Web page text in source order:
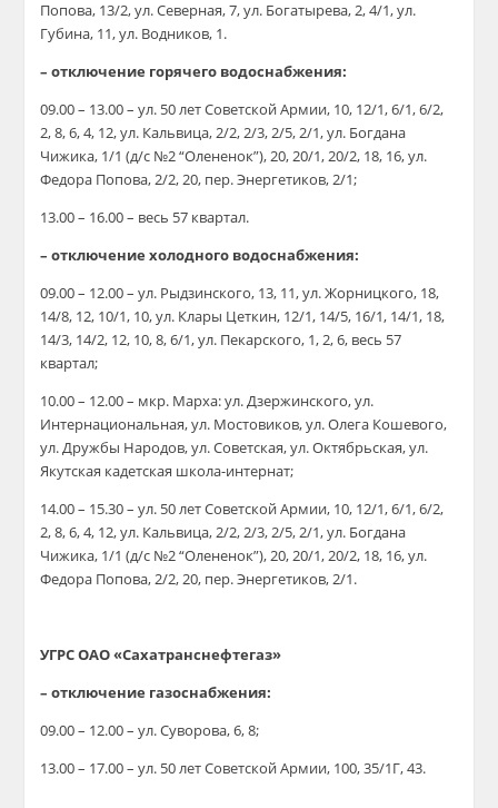
Попова, 13/2, ул. Северная, 7, ул. Богатырева, 2, 4/1, ул.
Губина, 11, ул. Водников, 1.
– отключение горячего водоснабжения:
09.00 – 13.00 – ул. 50 лет Советской Армии, 10, 12/1, 6/1, 6/2,
2, 8, 6, 4, 12, ул. Кальвица, 2/2, 2/3, 2/5, 2/1, ул. Богдана
Чижика, 1/1 (д/с №2 “Олененок”), 20, 20/1, 20/2, 18, 16, ул.
Федора Попова, 2/2, 20, пер. Энергетиков, 2/1;
13.00 – 16.00 – весь 57 квартал.
– отключение холодного водоснабжения:
09.00 – 12.00 – ул. Рыдзинского, 13, 11, ул. Жорницкого, 18,
14/8, 12, 10/1, 10, ул. Клары Цеткин, 12/1, 14/5, 16/1, 14/1, 18,
14/3, 14/2, 12, 10, 8, 6/1, ул. Пекарского, 1, 2, 6, весь 57
квартал;
10.00 – 12.00 – мкр. Марха: ул. Дзержинского, ул.
Интернациональная, ул. Мостовиков, ул. Олега Кошевого,
ул. Дружбы Народов, ул. Советская, ул. Октябрьская, ул.
Якутская кадетская школа-интернат;
14.00 – 15.30 – ул. 50 лет Советской Армии, 10, 12/1, 6/1, 6/2,
2, 8, 6, 4, 12, ул. Кальвица, 2/2, 2/3, 2/5, 2/1, ул. Богдана
Чижика, 1/1 (д/с №2 “Олененок”), 20, 20/1, 20/2, 18, 16, ул.
Федора Попова, 2/2, 20, пер. Энергетиков, 2/1.
УГРС ОАО «Сахатранснефтегаз»
– отключение газоснабжения:
09.00 – 12.00 – ул. Суворова, 6, 8;
13.00 – 17.00 – ул. 50 лет Советской Армии, 100, 35/1Г, 43.